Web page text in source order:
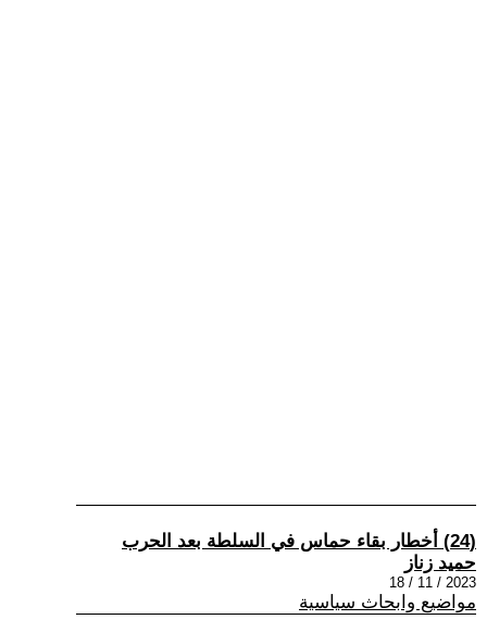
(24) أخطار بقاء حماس في السلطة بعد الحرب
حميد زناز
2023 / 11 / 18
مواضيع وابحاث سياسية